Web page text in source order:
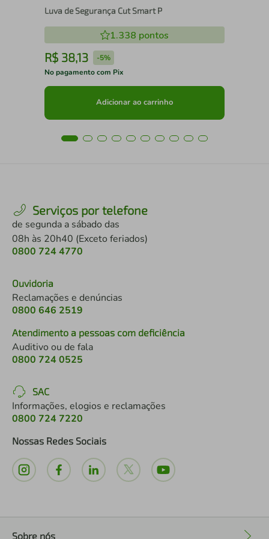
Luva de Segurança Cut Smart P
1.338 pontos
R$ 38,13 -5%
No pagamento com Pix
Adicionar ao carrinho
Serviços por telefone
de segunda a sábado das
08h às 20h40 (Exceto feriados)
0800 724 4770
Ouvidoria
Reclamações e denúncias
0800 646 2519
Atendimento a pessoas com deficiência
Auditivo ou de fala
0800 724 0525
SAC
Informações, elogios e reclamações
0800 724 7220
Nossas Redes Sociais
Sobre nós